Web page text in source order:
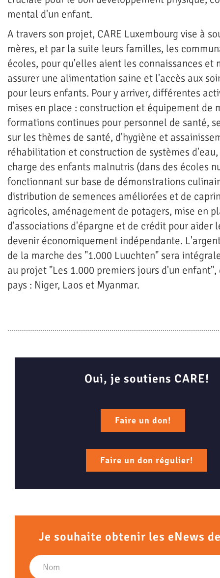
mental d'un enfant.
A travers son projet, CARE Luxembourg vise à
mères, et par la suite leurs familles, les
écoles, pour qu'elles aient les connaissances et
assurer une alimentation saine et l'accès aux
pour leurs enfants. Pour y arriver, différentes
mises en place : construction et équipement de
formations continues pour personnel de santé,
sur les thèmes de santé, d'hygiène et
réhabilitation et construction de systèmes
charge des enfants malnutris (dans des écoles
fonctionnant sur base de démonstrations
distribution de semences améliorées et de
agricoles, aménagement de potagers, mise en
d'associations d'épargne et de crédit pour aider
devenir économiquement indépendante.
de la marche des "1.000 Luuchten" sera
au projet "Les 1.000 premiers jours d'un enfant",
pays : Niger, Laos et Myanmar.
Oui, je soutiens CARE!
Faire un don!
Faire un don régulier!
Je souhaite obtenir les eNews